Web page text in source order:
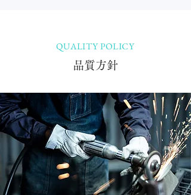
QUALITY POLICY
品質方針